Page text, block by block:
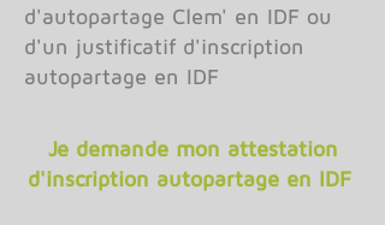
d'autopartage Clem' en IDF ou
d'un justificatif d'inscription
autopartage en IDF
Je demande mon attestation
d'inscription autopartage en IDF